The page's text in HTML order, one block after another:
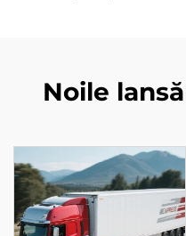
Noile